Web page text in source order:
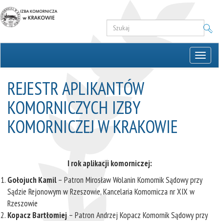
Toggle
REJESTR APLIKANTÓW
KOMORNICZYCH IZBY
KOMORNICZEJ W KRAKOWIE
I rok aplikacji komorniczej:
Gołojuch Kamil– Patron Mirosław Wolanin Komornik Sądowy przy
Sądzie Rejonowym w Rzeszowie, Kancelaria Komornicza nr XIX w
Rzeszowie
Kopacz Bartłomiej – Patron Andrzej Kopacz Komornik Sądowy przy